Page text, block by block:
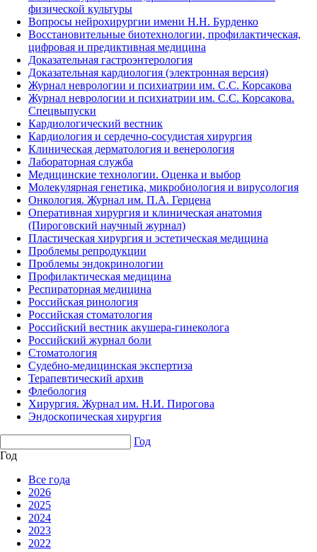
физической культуры
Вопросы нейрохирургии имени Н.Н. Бурденко
Восстановительные биотехнологии, профилактическая,
цифровая и предиктивная медицина
Доказательная гастроэнтерология
Доказательная кардиология (электронная версия)
Журнал неврологии и психиатрии им. С.С. Корсакова
Журнал неврологии и психиатрии им. С.С. Корсакова.
Спецвыпуски
Кардиологический вестник
Кардиология и сердечно-сосудистая хирургия
Клиническая дерматология и венерология
Лабораторная служба
Медицинские технологии. Оценка и выбор
Молекулярная генетика, микробиология и вирусология
Онкология. Журнал им. П.А. Герцена
Оперативная хирургия и клиническая анатомия
(Пироговский научный журнал)
Пластическая хирургия и эстетическая медицина
Проблемы репродукции
Проблемы эндокринологии
Профилактическая медицина
Респираторная медицина
Российская ринология
Российская стоматология
Российский вестник акушера-гинеколога
Российский журнал боли
Стоматология
Судебно-медицинская экспертиза
Терапевтический архив
Флебология
Хирургия. Журнал им. Н.И. Пирогова
Эндоскопическая хирургия
Год
Год
Все года
2026
2025
2024
2023
2022